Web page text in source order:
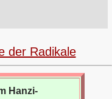
der Radikale
Hanzi-